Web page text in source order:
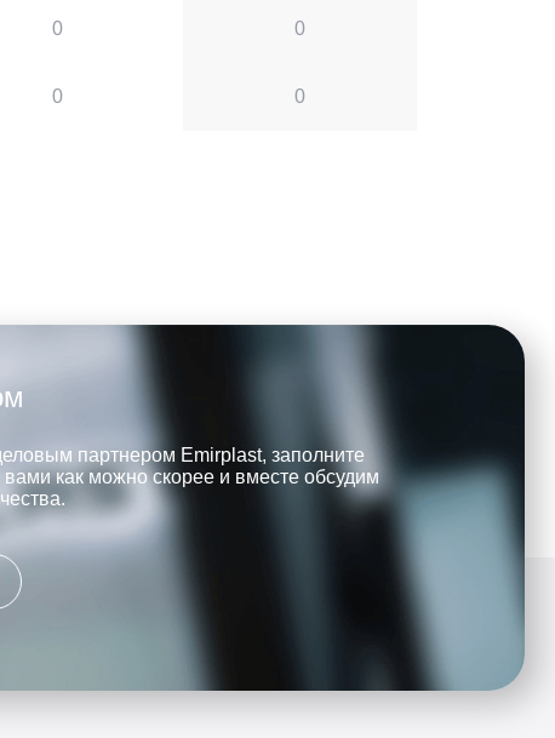
0 0
0 0
партнером Emirplast, заполните
как можно скорее и вместе обсудим